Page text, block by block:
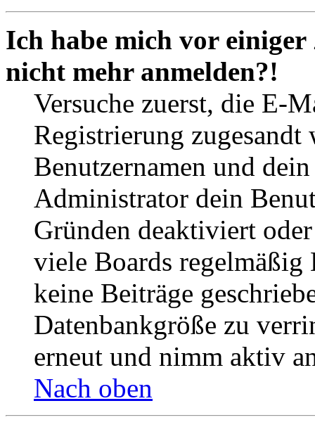
Ich habe mich vor
nicht mehr anmelden?!
Versuche zuerst, die E-
Registrierung
Benutzernamen und
Administrator dein
Gründen deaktiviert
viele Boards
keine Beiträge
Datenbankgröße zu
erneut und nimm aktiv
Nach oben